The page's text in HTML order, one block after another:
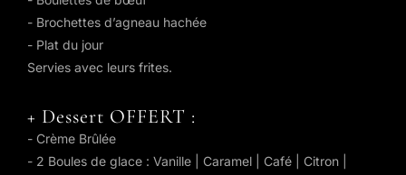
- Brochettes d’agneau hachée
- Plat du jour
Servies avec leurs frites.
+ Dessert OFFERT :
- Crème Brûlée
- 2 Boules de glace : Vanille | Caramel | Café | Citron |